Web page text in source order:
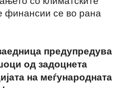
финансии се во рана
предупредува
од задоцнета
на меѓународната